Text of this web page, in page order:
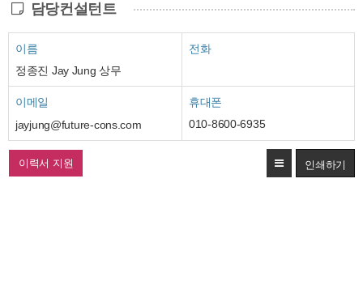
담당컨설턴트
이름
정종진 Jay Jung 상무
전화
이메일
jayjung@future-cons.com
휴대폰
010-8600-6935
이력서 지원